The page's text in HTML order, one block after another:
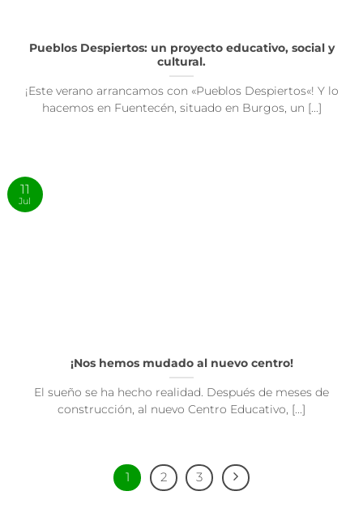
Pueblos Despiertos: un proyecto educativo, social y
cultural.
¡Este verano arrancamos con «Pueblos Despiertos«! Y lo
hacemos en Fuentecén, situado en Burgos, un [...]
¡Nos hemos mudado al nuevo centro!
El sueño se ha hecho realidad. Después de meses de
construcción, al nuevo Centro Educativo, [...]
11
Jul
1 2 3